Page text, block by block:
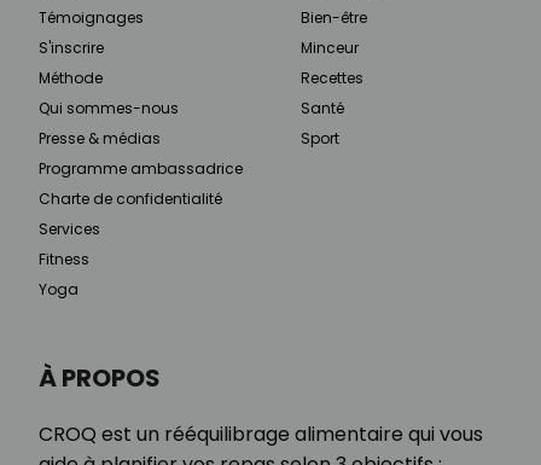
À PROPOS
CROQ est un rééquilibrage alimentaire qui vous
Témoignages
S'inscrire
Méthode
Qui sommes-nous
Presse & médias
Programme ambassadrice
Charte de confidentialité
Services
Fitness
Yoga
Bien-être
Minceur
Recettes
Santé
Sport